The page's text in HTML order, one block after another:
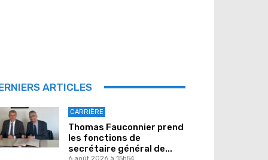
ARTICLES
CARRIÈRE
Thomas Fauconnier prend
les fonctions de
secrétaire général de...
6 août 2026 à 15h54